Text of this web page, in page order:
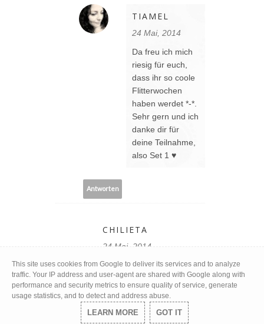
TIAMEL
24 Mai, 2014
Da freu ich mich
riesig für euch,
dass ihr so coole
Flitterwochen
haben werdet *-*.
Sehr gern und ich
danke dir für
deine Teilnahme,
also Set 1 ♥
Antworten
CHILIETA
24 Mai, 2014
Wow! Liebes das war echt
ein tolles Gewinnspiel und
ich hoffe, du hast eine
ganz liebe Followerin
auslosen können, die sich
This site uses cookies from Google to deliver its services and to analyze
traffic. Your IP address and user-agent are shared with Google along with
performance and security metrics to ensure quality of service, generate
usage statistics, and to detect and address abuse.
LEARN MORE GOT IT